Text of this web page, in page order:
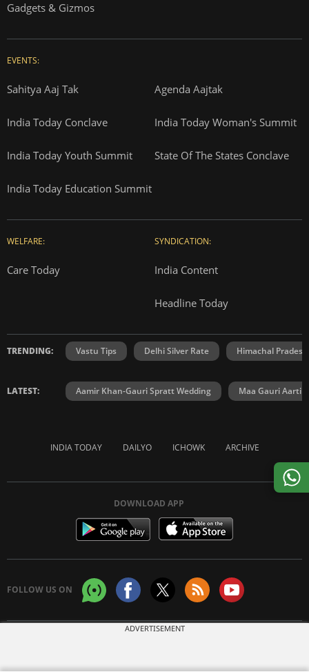
Gadgets & Gizmos
EVENTS:
Sahitya Aaj Tak Agenda Aajtak
India Today Conclave India Today Woman's Summit
India Today Youth Summit State Of The States Conclave
India Today Education Summit
WELFARE:
Care Today
SYNDICATION:
India Content
Headline Today
TRENDING: Vastu Tips Delhi Silver Rate Himachal
LATEST: Aamir Khan-Gauri Spratt Wedding Maa Gauri Aarti
INDIA TODAY DAILYO ICHOWK ARCHIVE
DOWNLOAD APP
FOLLOW US ON
ADVERTISEMENT